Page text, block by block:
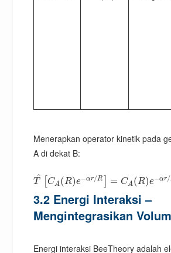
Menerapkan operator kinetik pada
A di dekat B:
T^ CA(R)e−αr/R = CA(R)e−αr/
3.2 Energi Interaksi –
Mengintegrasikan
Energi interaksi BeeTheory adalah